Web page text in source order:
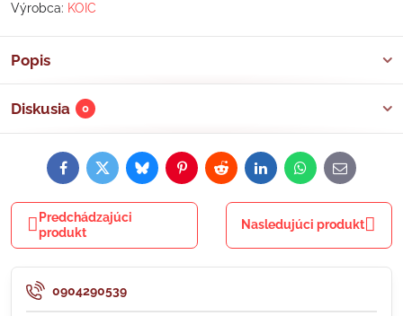
Výrobca: KOIC
Popis
Diskusia 0
FacebookTwitterBlueskyPinterestRedditLinkedInWhatsApp
E-
mail
Predchádzajúci
produkt
Nasledujúci produkt
0904290539